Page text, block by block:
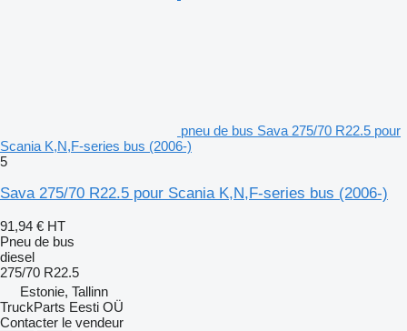
pneu de bus Sava 275/70 R22.5 pour
Scania K,N,F-series bus (2006-)
5
Sava 275/70 R22.5 pour Scania K,N,F-series bus (2006-)
91,94 € HT
Pneu de bus
diesel
275/70 R22.5
Estonie, Tallinn
TruckParts Eesti OÜ
Contacter le vendeur